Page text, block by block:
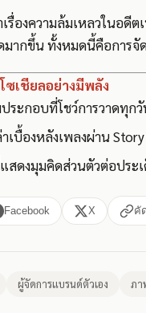
รื่องความล้มเหลวในอดี
ากขึ้น ทั้งหมดนี้คือการจั
เชียลอย่างมีพลัง
ระกอบที่โชว์การวาดทุ
เบื้องหลังเพลงผ่าน
สดงมุมคิดส่วนตัวต่อประ
Facebook X คั
ผู้จัดการแบรนด์ตัวเอง ภา